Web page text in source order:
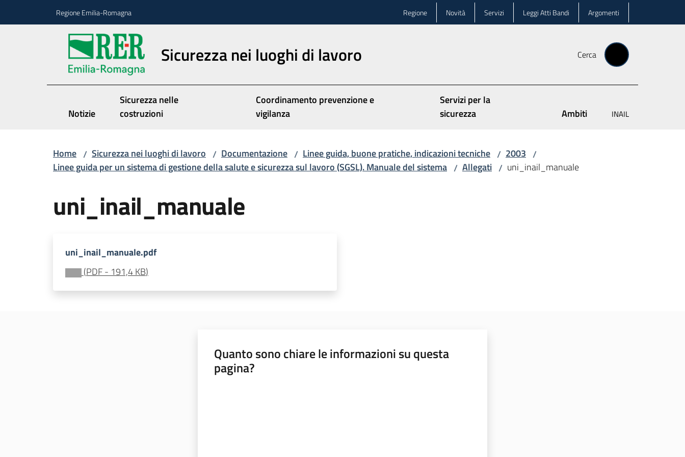
Regione Emilia-Romagna Regione Novità Servizi Leggi Atti Bandi Argomenti
Sicurezza nei luoghi di lavoro Cerca
Notizie
Sicurezza nelle
costruzioni
Coordinamento prevenzione e
vigilanza
Servizi per la
sicurezza
Ambiti INAIL
Home / Sicurezza nei luoghi di lavoro / Documentazione / Linee guida, buone pratiche, indicazioni tecniche / 2003 /
Linee guida per un sistema di gestione della salute e sicurezza sul lavoro (SGSL). Manuale del sistema / Allegati / uni_inail_manuale
uni_inail_manuale
uni_inail_manuale.pdf
(PDF- 191,4 KB)
Quanto sono chiare le informazioni su questa
pagina?